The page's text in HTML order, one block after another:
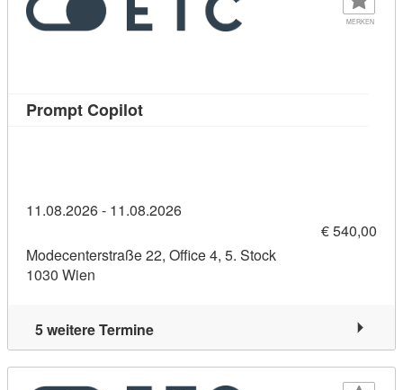
MERKEN
Prompt CopilotKursdetail: Prompt Copilot (11383343)
11.08.2026 - 11.08.2026
€ 540,00
Modecenterstraße 22, Office 4, 5. Stock
1030 Wien
5 weitere Termine